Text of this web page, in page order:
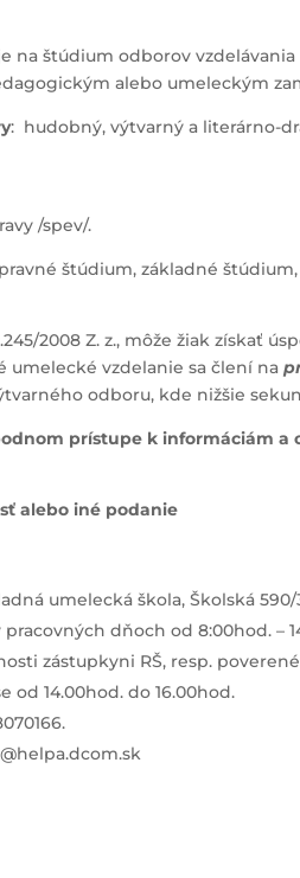
na štúdium odborov
alebo umeleckým
: hudobný, výtvarný a literárno-
/spev/.
štúdium, základné
2008 Z. z., môže žiak získať
umelecké vzdelanie sa člení na
odboru, kde nižšie
prístupe k informáciám
alebo iné podanie
umelecká škola, Školská 590/
dňoch od 8:00hod. –
zástupkyni RŠ, resp.
od 14.00hod. do 16.00hod.